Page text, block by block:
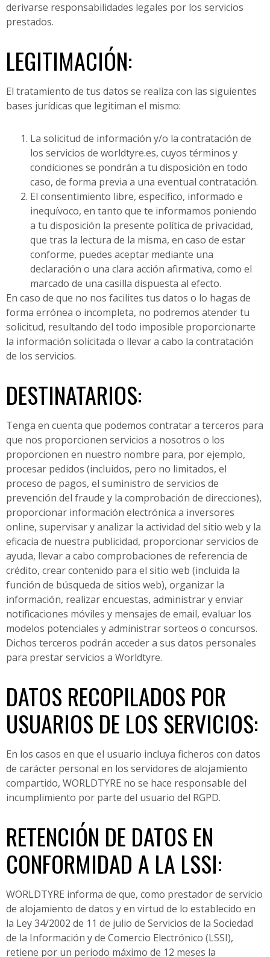
derivarse responsabilidades legales por los servicios
prestados.
LEGITIMACIÓN:
El tratamiento de tus datos se realiza con las siguientes
bases jurídicas que legitiman el mismo:
La solicitud de información y/o la contratación de
los servicios de worldtyre.es, cuyos términos y
condiciones se pondrán a tu disposición en todo
caso, de forma previa a una eventual contratación.
El consentimiento libre, específico, informado e
inequívoco, en tanto que te informamos poniendo
a tu disposición la presente política de privacidad,
que tras la lectura de la misma, en caso de estar
conforme, puedes aceptar mediante una
declaración o una clara acción afirmativa, como el
marcado de una casilla dispuesta al efecto.
En caso de que no nos facilites tus datos o lo hagas de
forma errónea o incompleta, no podremos atender tu
solicitud, resultando del todo imposible proporcionarte
la información solicitada o llevar a cabo la contratación
de los servicios.
DESTINATARIOS:
Tenga en cuenta que podemos contratar a terceros para
que nos proporcionen servicios a nosotros o los
proporcionen en nuestro nombre para, por ejemplo,
procesar pedidos (incluidos, pero no limitados, el
proceso de pagos, el suministro de servicios de
prevención del fraude y la comprobación de direcciones),
proporcionar información electrónica a inversores
online, supervisar y analizar la actividad del sitio web y la
eficacia de nuestra publicidad, proporcionar servicios de
ayuda, llevar a cabo comprobaciones de referencia de
crédito, crear contenido para el sitio web (incluida la
función de búsqueda de sitios web), organizar la
información, realizar encuestas, administrar y enviar
notificaciones móviles y mensajes de email, evaluar los
modelos potenciales y administrar sorteos o concursos.
Dichos terceros podrán acceder a sus datos personales
para prestar servicios a Worldtyre.
DATOS RECOPILADOS POR
USUARIOS DE LOS SERVICIOS:
En los casos en que el usuario incluya ficheros con datos
de carácter personal en los servidores de alojamiento
compartido, WORLDTYRE no se hace responsable del
incumplimiento por parte del usuario del RGPD.
RETENCIÓN DE DATOS EN
CONFORMIDAD A LA LSSI:
WORLDTYRE informa de que, como prestador de servicio
de alojamiento de datos y en virtud de lo establecido en
la Ley 34/2002 de 11 de julio de Servicios de la Sociedad
de la Información y de Comercio Electrónico (LSSI),
retiene por un periodo máximo de 12 meses la